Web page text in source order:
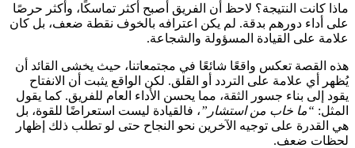
ماذا كانت النتيجة؟ لاحظ أن الفريق أصبح أكثر تماسكًا، وأكثر حرصًا
على أداء دورهم بدقة. لم يكن اعترافه بالخوف نقطة ضعف، بل كان
علامة على القيادة المسؤولة والشجاعة.
هذه القصة تعكس واقعًا شائعًا في مجتمعاتنا، حيث يخشى القائد أن
يُظهر أي علامة على التردد أو القلق. لكن الواقع يثبت أن الانفتاح
يقود إلى بناء جسور الثقة، مما يحسن الأداء العام للفريق. كما يقول
المثل: “ما خاب من استشار”، فالقيادة ليست استعراضًا للقوة، بل
هي القدرة على توجيه الآخرين نحو النجاح حتى لو تطلب ذلك إظهار
لحظات ضعف.